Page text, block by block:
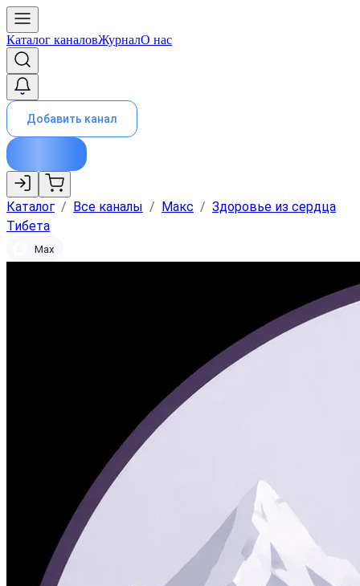
Каталог каналовЖурналО нас
Добавить канал
Каталог / Все каналы / Макс / Здоровье из сердца
Тибета
Max